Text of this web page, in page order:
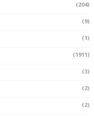
(204)
(9)
(1)
(1911)
(3)
(2)
(2)